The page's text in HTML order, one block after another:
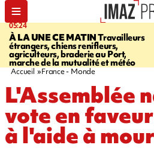
05:24
À LA UNE CE MATINTravailleurs
étrangers, chiens renifleurs,
agriculteurs, braderie au Port,
marche de la mutualité et météo
Accueil France - Monde
L'Assemblée
vote en
à l'aide à